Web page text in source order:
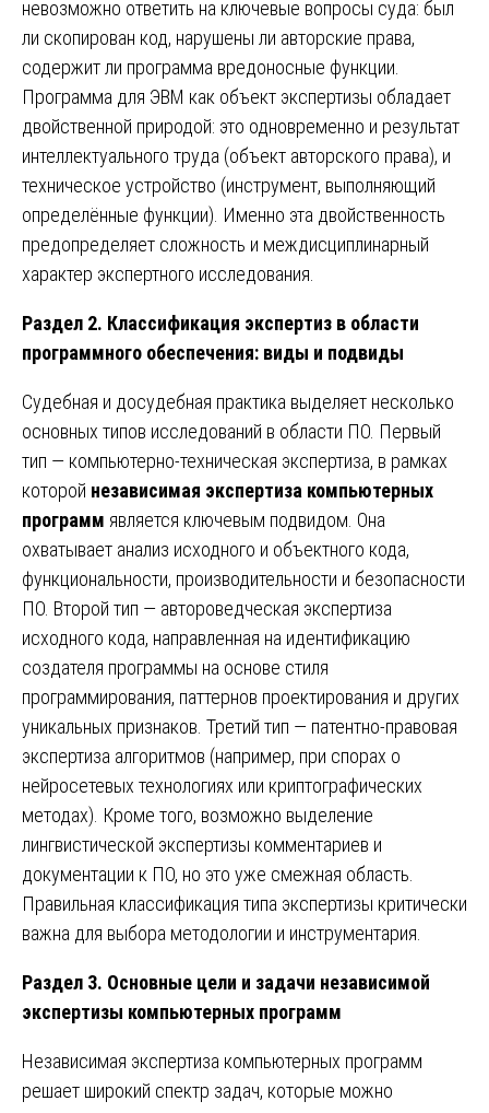
невозможно ответить на ключевые вопросы суда: был
ли скопирован код, нарушены ли авторские права,
содержит ли программа вредоносные функции.
Программа для ЭВМ как объект экспертизы обладает
двойственной природой: это одновременно и результат
интеллектуального труда (объект авторского права), и
техническое устройство (инструмент, выполняющий
определённые функции). Именно эта двойственность
предопределяет сложность и междисциплинарный
характер экспертного исследования.
Раздел 2. Классификация экспертиз в области
программного обеспечения: виды и подвиды
Судебная и досудебная практика выделяет несколько
основных типов исследований в области ПО. Первый
тип — компьютерно-техническая экспертиза, в рамках
которой независимая экспертиза компьютерных
программ является ключевым подвидом. Она
охватывает анализ исходного и объектного кода,
функциональности, производительности и безопасности
ПО. Второй тип — автороведческая экспертиза
исходного кода, направленная на идентификацию
создателя программы на основе стиля
программирования, паттернов проектирования и других
уникальных признаков. Третий тип — патентно-правовая
экспертиза алгоритмов (например, при спорах о
нейросетевых технологиях или криптографических
методах). Кроме того, возможно выделение
лингвистической экспертизы комментариев и
документации к ПО, но это уже смежная область.
Правильная классификация типа экспертизы критически
важна для выбора методологии и инструментария.
Раздел 3. Основные цели и задачи независимой
экспертизы компьютерных программ
Независимая экспертиза компьютерных программ
решает широкий спектр задач, которые можно